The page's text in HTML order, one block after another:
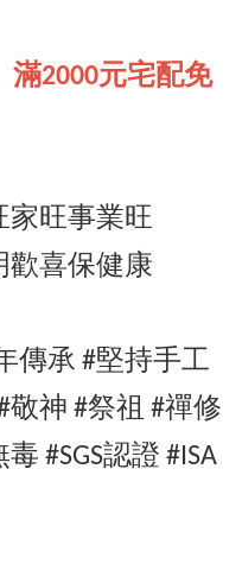
滿2000元宅配免
家旺事業旺
歡喜保健康
傳承 #堅持手工
敬神 #祭祖 #禪修
#SGS認證 #ISA